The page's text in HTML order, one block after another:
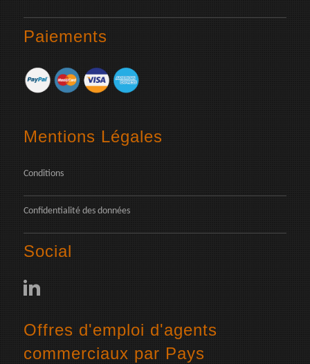
Paiements
Mentions Légales
Conditions
Confidentialité des données
Social
Offres d'emploi d'agents
commerciaux par Pays